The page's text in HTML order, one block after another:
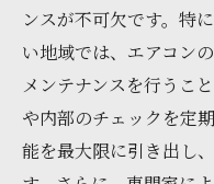
ンスが不可欠です。特
い地域では、エアコン
メンテナンスを行うこ
や内部のチェックを定
能を最大限に引き出し